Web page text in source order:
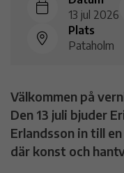
13 jul 2026
Plats
Pataholm
Välkommen på
Den 13 juli bjuder
Erlandsson in till
där konst och